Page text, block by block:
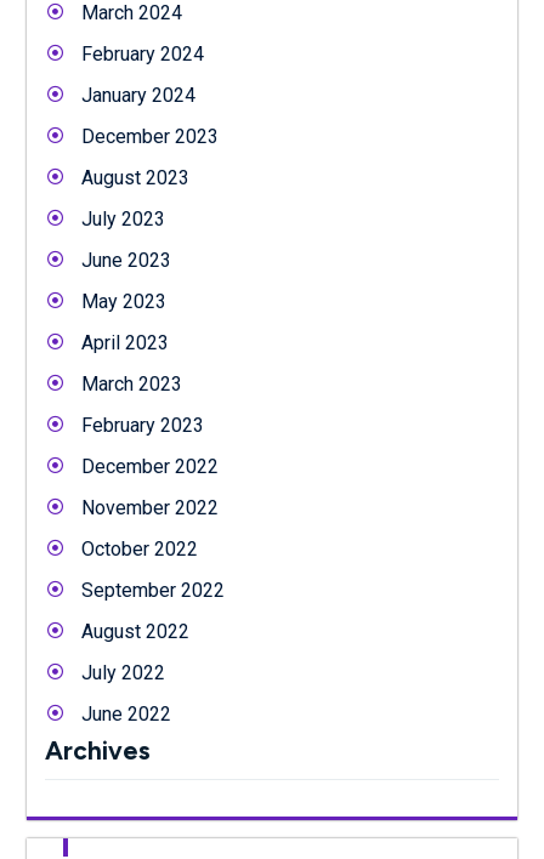
March 2024
February 2024
January 2024
December 2023
August 2023
July 2023
June 2023
May 2023
April 2023
March 2023
February 2023
December 2022
November 2022
October 2022
September 2022
August 2022
July 2022
June 2022
Archives